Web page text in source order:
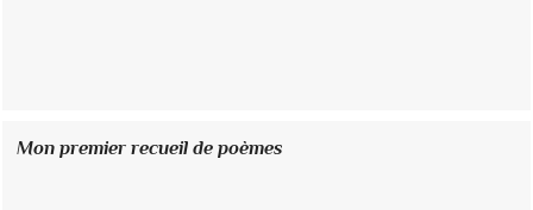
Mon premier recueil de poèmes